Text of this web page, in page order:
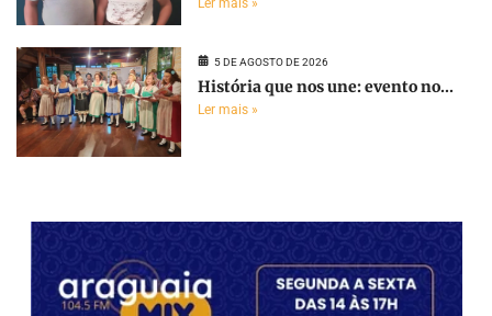
Ler mais »
5 DE AGOSTO DE 2026
História que nos une: evento no...
Ler mais »